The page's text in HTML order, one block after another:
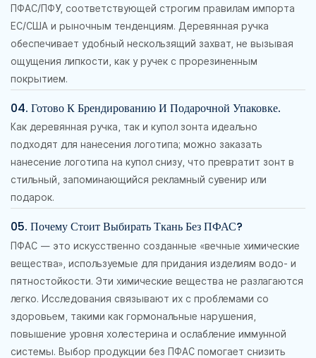
ПФАС/ПФУ, соответствующей строгим правилам импорта
ЕС/США и рыночным тенденциям. Деревянная ручка
обеспечивает удобный нескользящий захват, не вызывая
ощущения липкости, как у ручек с прорезиненным
покрытием.
04. Готово К Брендированию И Подарочной Упаковке.
Как деревянная ручка, так и купол зонта идеально
подходят для нанесения логотипа; можно заказать
нанесение логотипа на купол снизу, что превратит зонт в
стильный, запоминающийся рекламный сувенир или
подарок.
05. Почему Стоит Выбирать Ткань Без ПФАС?
ПФАС — это искусственно созданные «вечные химические
вещества», используемые для придания изделиям водо- и
пятностойкости. Эти химические вещества не разлагаются
легко. Исследования связывают их с проблемами со
здоровьем, такими как гормональные нарушения,
повышение уровня холестерина и ослабление иммунной
системы. Выбор продукции без ПФАС помогает снизить